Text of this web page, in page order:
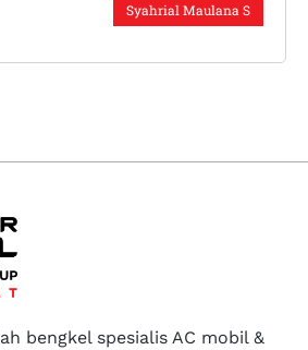
Syahrial Maulana S
bengkel spesialis AC mobil &